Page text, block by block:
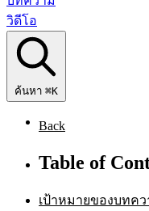
วิดีโอ
ค้นหา ⌘K
Back
Table of
เป้าหมายของบทค